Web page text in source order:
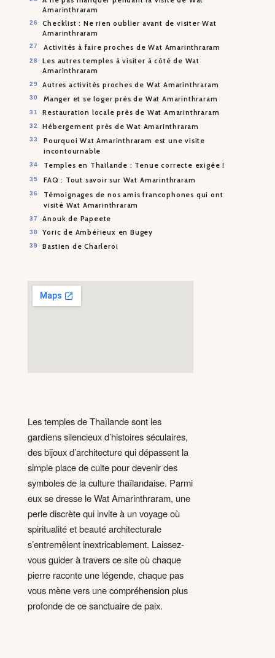
Amarinthraram
Checklist : Ne rien oublier avant de visiter Wat
Amarinthraram
Activités à faire proches de Wat Amarinthraram
Les autres temples à visiter à côté de Wat
Amarinthraram
Autres activités proches de Wat Amarinthraram
Manger et se loger près de Wat Amarinthraram
Restauration locale près de Wat Amarinthraram
Hébergement près de Wat Amarinthraram
Pourquoi Wat Amarinthraram est une visite
incontournable
Temples en Thaïlande : Tenue correcte exigée !
FAQ : Tout savoir sur Wat Amarinthraram
Témoignages de nos amis francophones qui ont
visité Wat Amarinthraram
Anouk de Papeete
Yoric de Ambérieux en Bugey
Bastien de Charleroi
Les temples de Thaïlande sont les
gardiens silencieux d’histoires séculaires,
des bijoux d’architecture qui dépassent la
simple place de culte pour devenir des
symboles de la culture thaïlandaise. Parmi
eux se dresse le Wat Amarinthraram, une
perle discrète qui invite à un voyage où
spiritualité et beauté architecturale
s’entremêlent inextricablement. Laissez-
vous guider à travers ce site où chaque
pierre raconte une légende, chaque pas
vous mène vers une compréhension plus
profonde de ce sanctuaire de paix.